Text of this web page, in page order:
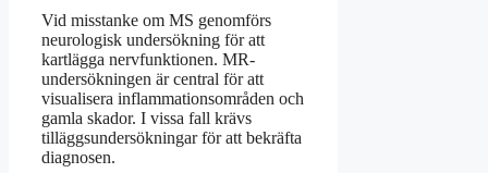
Vid misstanke om MS genomförs
neurologisk undersökning för att
kartlägga nervfunktionen. MR-
undersökningen är central för att
visualisera inflammationsområden och
gamla skador. I vissa fall krävs
tilläggsundersökningar för att bekräfta
diagnosen.